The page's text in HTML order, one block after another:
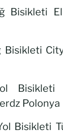
Bisikleti
Bisikleti
Bisikleti
Polonya
Bisikleti